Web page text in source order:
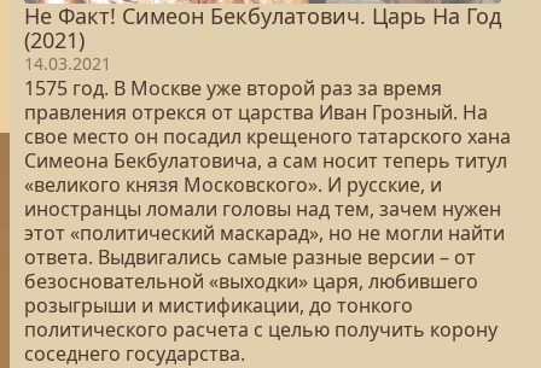
Не Факт! Симеон Бекбулатович. Царь На Год
(2021)
14.03.2021
1575 год. В Москве уже второй раз за время
правления отрекся от царства Иван Грозный. На
свое место он посадил крещеного татарского хана
Симеона Бекбулатовича, а сам носит теперь титул
«великого князя Московского». И русские, и
иностранцы ломали головы над тем, зачем нужен
этот «политический маскарад», но не могли найти
ответа. Выдвигались самые разные версии – от
безосновательной «выходки» царя, любившего
розыгрыши и мистификации, до тонкого
политического расчета с целью получить корону
соседнего государства.